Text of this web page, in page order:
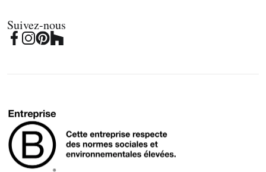
Suivez-nous